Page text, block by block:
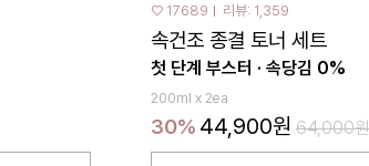
♡ 17689 리뷰: 1,359
속건조 종결 토너 세트
첫 단계 부스터 · 속당김 0%
200ml x 2ea
30% 44,900원 64,000원